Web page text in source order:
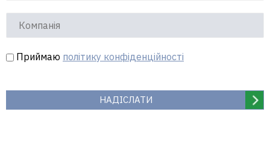
Приймаю політику конфіденційності